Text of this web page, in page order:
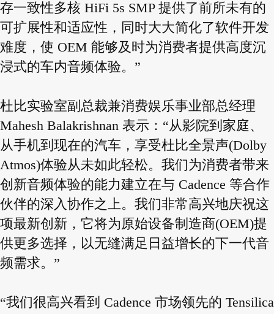
存一致性多核 HiFi 5s SMP 提供了前所未有的
可扩展性和适应性，同时大大简化了软件开发
难度，使 OEM 能够及时为消费者提供高度沉
浸式的车内音频体验。”
杜比实验室副总裁兼消费娱乐事业部总经理
Mahesh Balakrishnan 表示：“从影院到家庭、
从手机到现在的汽车，享受杜比全景声(Dolby
Atmos)体验从未如此轻松。我们为消费者带来
创新音频体验的能力建立在与 Cadence 等合作
伙伴的深入协作之上。我们非常高兴地庆祝这
项最新创新，它将为原始设备制造商(OEM)提
供更多选择，以无缝满足日益增长的下一代音
频需求。”
“我们很高兴看到 Cadence 市场领先的 Tensilica